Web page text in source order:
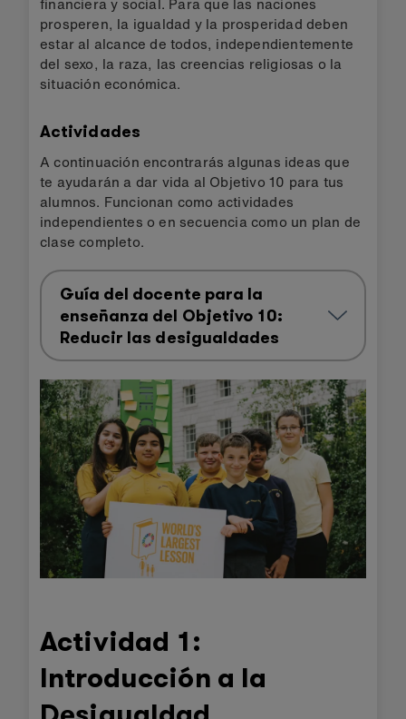
prosperen, la igualdad y la prosperidad deben
estar al alcance de todos, independientemente
del sexo, la raza, las creencias religiosas o la
situación económica.
Actividades
A continuación encontrarás algunas ideas que
te ayudarán a dar vida al Objetivo 10 para tus
alumnos. Funcionan como actividades
independientes o en secuencia como un plan de
clase completo.
Guía del docente para la
enseñanza del Objetivo 10:
Reducir las desigualdades
Actividad 1:
Introducción a la